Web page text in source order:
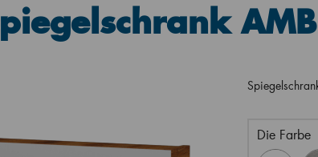
Die Farbe